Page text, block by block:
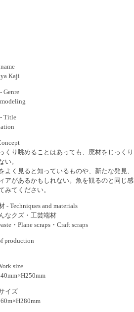
Kaji
Genre
Title
くり眺めることはあっても、廃材をじっくり
い。
よく見ると知っているものや、新たな発見、
アがあるかもしれない。魚を観るのと同じ感
みてください。
- Techniques and materials
なクズ・工芸端材
・Plane scraps・Craft scraps
production
size
イズ